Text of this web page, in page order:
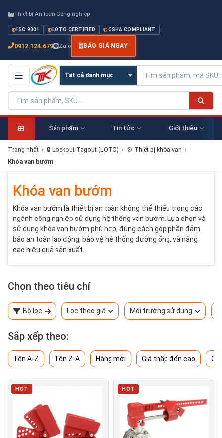
Thiết bị An toàn Công nghiệp
ISO 9001 LOTO CERTIFIED OSHA COMPLIANT
0912.124.679 Zalo BÁO GIÁ NGAY
Sản phẩm Tin tức Giới thiệu
Trang nhất › 🔒 Lockout Tagout (LOTO) › ⚙️ Thiết bị khóa van ›
Khóa van bướm
Khóa van bướm
Khóa van bướm là thiết bị an toàn không thể thiếu trong các
ngành công nghiệp sử dụng hệ thống van bướm. Lựa chọn và
sử dụng khóa van bướm phù hợp, đúng cách góp phần đảm
bảo an toàn lao động, bảo vệ hệ thống đường ống, và nâng
cao hiệu quả sản xuất.
Chọn theo tiêu chí
Bộ lọc Lọc theo giá Môi trường sử dụng
Sắp xếp theo:
Tên A-Z Tên Z-A Hàng mới Giá thấp đến cao
HOT HOT